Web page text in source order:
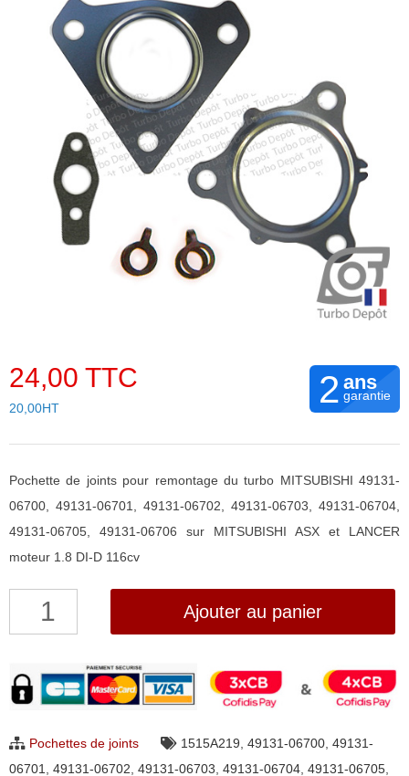
24,00 TTC
20,00HT 2 ans
garantie
Pochette de joints pour remontage du turbo MITSUBISHI 49131-
06700, 49131-06701, 49131-06702, 49131-06703, 49131-06704,
49131-06705, 49131-06706 sur MITSUBISHI ASX et LANCER
moteur 1.8 DI-D 116cv
quantité
de
joints
turbo
Ajouter au panier
Pochettes de joints 1515A219, 49131-06700, 49131-
06701, 49131-06702, 49131-06703, 49131-06704, 49131-06705,